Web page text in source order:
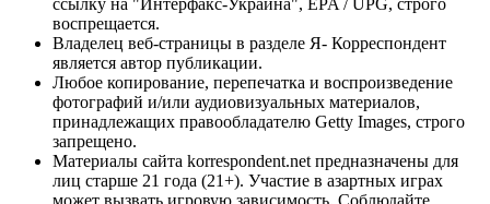
ссылку на "Интерфакс-Украина", EPA / UPG, строго
воспрещается.
Владелец веб-страницы в разделе Я- Корреспондент
является автор публикации.
Любое копирование, перепечатка и воспроизведение
фотографий и/или аудиовизуальных материалов,
принадлежащих правообладателю Getty Images, строго
запрещено.
Материалы сайта korrespondent.net предназначены для
лиц старше 21 года (21+). Участие в азартных играх